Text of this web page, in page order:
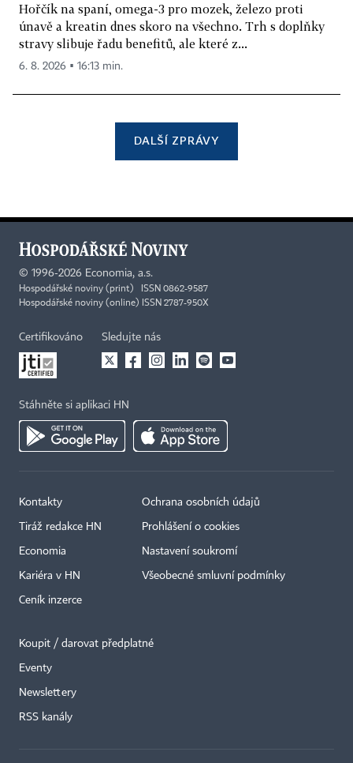
Hořčík na spaní, omega-3 pro mozek, železo proti
únavě a kreatin dnes skoro na všechno. Trh s doplňky
stravy slibuje řadu benefitů, ale které z...
6. 8. 2026 ▪ 16:13 min.
DALŠÍ ZPRÁVY
© 1996-2026 Economia, a.s.
Hospodářské noviny (print) ISSN 0862-9587
Hospodářské noviny (online) ISSN 2787-950X
Certifikováno Sledujte nás
Stáhněte si aplikaci HN
Kontakty
Tiráž redakce HN
Economia
Kariéra v HN
Ceník inzerce
Ochrana osobních údajů
Prohlášení o cookies
Nastavení soukromí
Všeobecné smluvní podmínky
Koupit / darovat předplatné
Eventy
Newslettery
RSS kanály